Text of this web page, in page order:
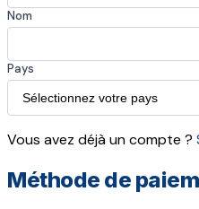
Nom
Pays
Vous avez déjà un compte ?
Méthode de